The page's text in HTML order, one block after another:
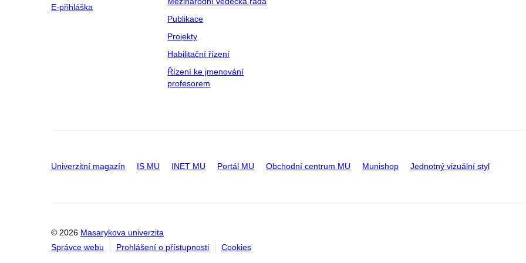
E-přihláška
Publikace
Projekty
Habilitační řízení
Řízení ke jmenování
profesorem
Univerzitní magazín IS MU INET MU Portál MU Obchodní centrum MU Munishop Jednotný vizuální styl
© 2026 Masarykova univerzita
Správce webu
Prohlášení o přístupnosti Cookies